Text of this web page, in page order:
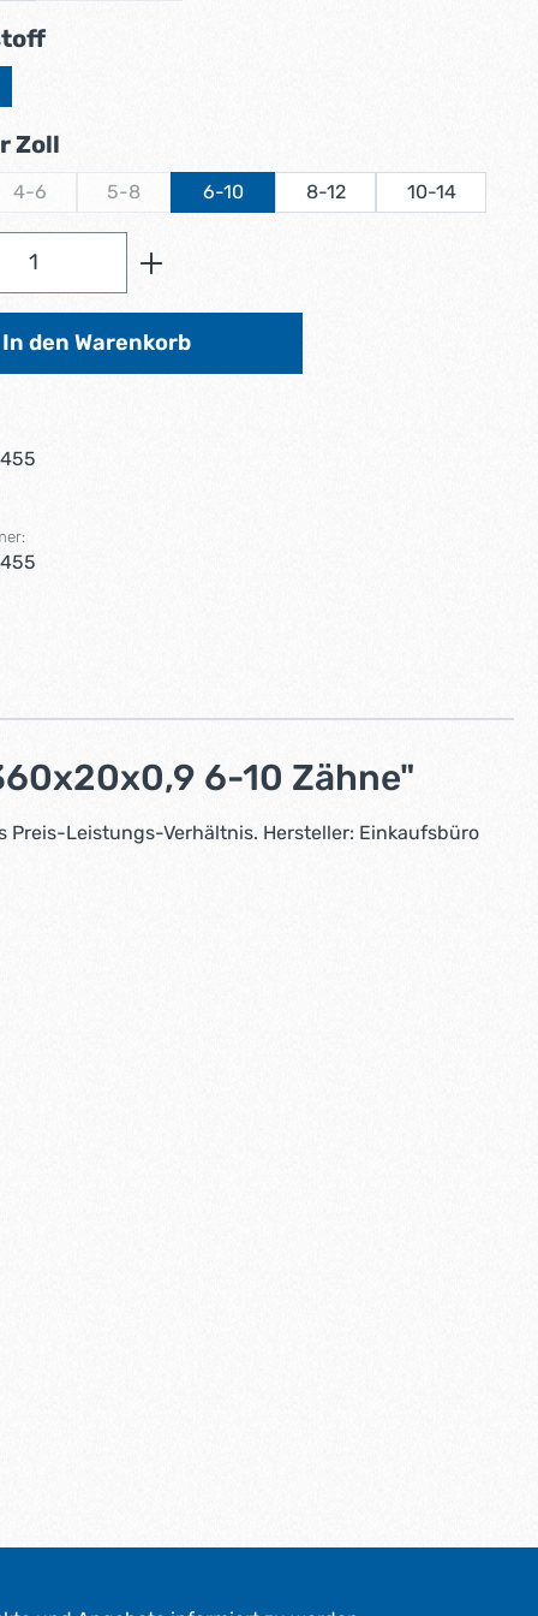
auswählen
Zoll
ist zurzeit nicht verfügbar.)
4-6
(Diese Option ist zurzeit nicht verfügbar.)
5-8
(Diese Option ist zurzeit nicht verfügbar.)
6-10 8-12 10-14
Anzahl: Gib den gewünschten Wert
In den Warenkorb
6-10 Zähne"
Leistungs-Verhältnis. Hersteller: Einkaufsbüro